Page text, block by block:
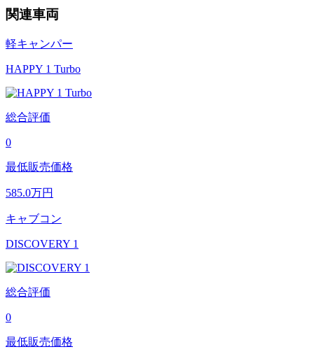
関連車両
軽キャンパー
HAPPY 1 Turbo
総合評価
0
最低販売価格
585.0万円
キャブコン
DISCOVERY 1
総合評価
0
最低販売価格